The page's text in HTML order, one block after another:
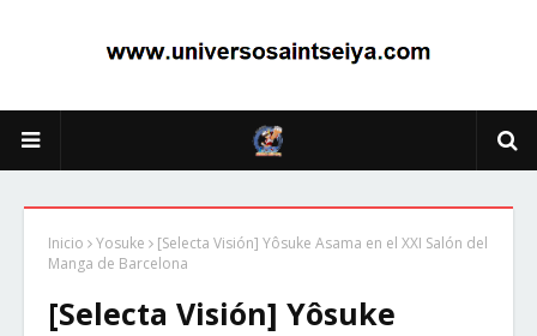
Inicio Yosuke
[Selecta Visión] Yôsuke Asama en el XXI Salón del
Manga de Barcelona
[Selecta Visión] Yôsuke